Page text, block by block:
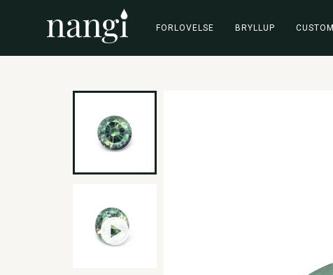
FORLOVELSE BRYLLUP CUSTOM